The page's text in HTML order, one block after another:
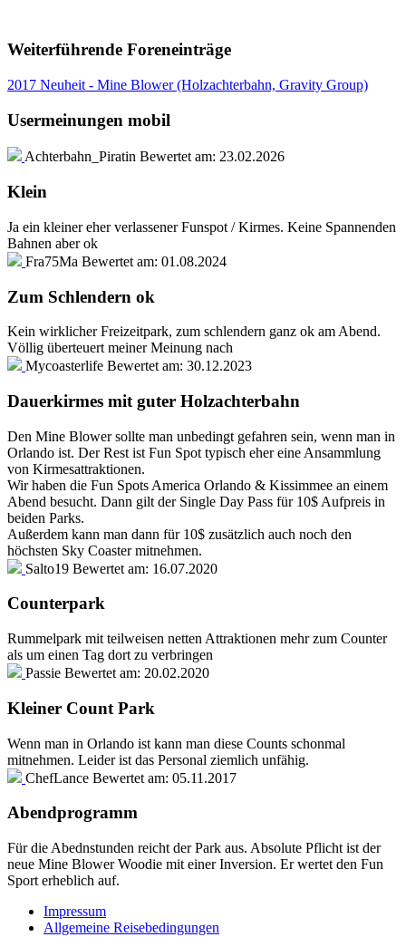
Weiterführende Foreneinträge
2017 Neuheit - Mine Blower (Holzachterbahn, Gravity Group)
Usermeinungen mobil
Achterbahn_Piratin Bewertet am: 23.02.2026
Klein
Ja ein kleiner eher verlassener Funspot / Kirmes. Keine Spannenden
Bahnen aber ok
Fra75Ma Bewertet am: 01.08.2024
Zum Schlendern ok
Kein wirklicher Freizeitpark, zum schlendern ganz ok am Abend.
Völlig überteuert meiner Meinung nach
Mycoasterlife Bewertet am: 30.12.2023
Dauerkirmes mit guter Holzachterbahn
Den Mine Blower sollte man unbedingt gefahren sein, wenn man in
Orlando ist. Der Rest ist Fun Spot typisch eher eine Ansammlung
von Kirmesattraktionen.
Wir haben die Fun Spots America Orlando & Kissimmee an einem
Abend besucht. Dann gilt der Single Day Pass für 10$ Aufpreis in
beiden Parks.
Außerdem kann man dann für 10$ zusätzlich auch noch den
höchsten Sky Coaster mitnehmen.
Salto19 Bewertet am: 16.07.2020
Counterpark
Rummelpark mit teilweisen netten Attraktionen mehr zum Counter
als um einen Tag dort zu verbringen
Passie Bewertet am: 20.02.2020
Kleiner Count Park
Wenn man in Orlando ist kann man diese Counts schonmal
mitnehmen. Leider ist das Personal ziemlich unfähig.
ChefLance Bewertet am: 05.11.2017
Abendprogramm
Für die Abednstunden reicht der Park aus. Absolute Pflicht ist der
neue Mine Blower Woodie mit einer Inversion. Er wertet den Fun
Sport erheblich auf.
Impressum
Allgemeine Reisebedingungen